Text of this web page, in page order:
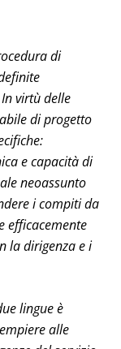
di
virtù delle
di progetto
e capacità di
neoassunto
i compiti da
efficacemente
la dirigenza e i
lingue è
alle